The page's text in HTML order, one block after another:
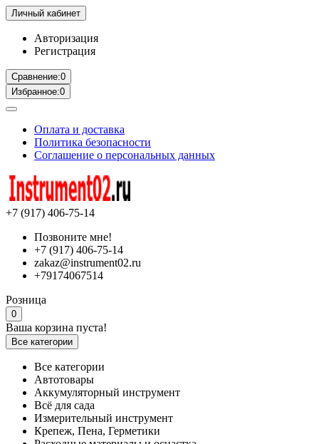
Личный кабинет
Авторизация
Регистрация
Сравнение:0
Избранное:0
Оплата и доставка
Политика безопасности
Соглашение о персональных данных
+7 (917) 406-75-14
Позвоните мне!
+7 (917) 406-75-14
zakaz@instrument02.ru
+79174067514
Розница
0
Ваша корзина пуста!
Все категории
Все категории
Автотовары
Аккумуляторный инструмент
Всё для сада
Измерительный инструмент
Крепеж, Пена, Герметики